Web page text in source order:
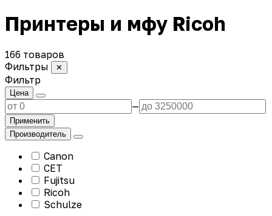
Принтеры и мфу Ricoh
166 товаров
Фильтры
✕
Фильтр
Цена
—
Применить
Производитель
Canon
CET
Fujitsu
Ricoh
Schulze